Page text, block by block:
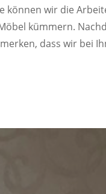
können wir die
kümmern.
dass wir bei